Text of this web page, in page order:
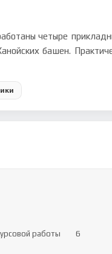
четыре
башен.
работы	6